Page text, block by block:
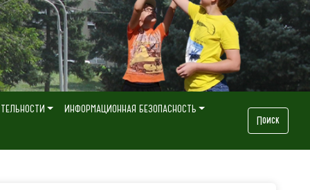
ИНФОРМАЦИОННАЯ БЕЗОПАСНОСТЬ
Поиск